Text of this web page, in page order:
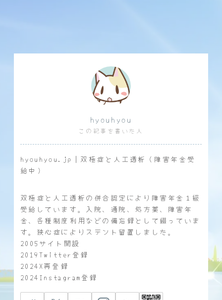
hyouhyou
この記事を書いた人
hyouhyou.jp｜双極症と人工透析（障害年金受
給中）
双極症と人工透析の併合認定により障害年金１級
受給しています。入院、通院、処方薬、障害年
金、各種制度利用などの備忘録として綴っていま
す。狭心症によりステント留置しました。
2005サイト開設
2019Twitter登録
2024X再登録
2024Instagram登録